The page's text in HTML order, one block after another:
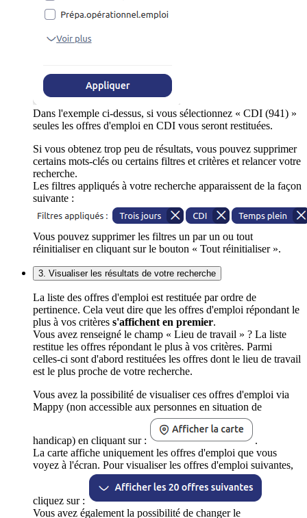
Dans l'exemple ci-dessus, si vous sélectionnez « CDI (941) »
seules les offres d'emploi en CDI vous seront restituées.
Si vous obtenez trop peu de résultats, vous pouvez supprimer
certains mots-clés ou certains filtres et critères et relancer votre
recherche.
Les filtres appliqués à votre recherche apparaissent de la façon
suivante :
Vous pouvez supprimer les filtres un par un ou tout
réinitialiser en cliquant sur le bouton « Tout réinitialiser ».
3. Visualiser les résultats de votre recherche
La liste des offres d'emploi est restituée par ordre de
pertinence. Cela veut dire que les offres d'emploi répondant le
plus à vos critères s'affichent en premier.
Vous avez renseigné le champ « Lieu de travail » ? La liste
restitue les offres répondant le plus à vos critères. Parmi
celles-ci sont d'abord restituées les offres dont le lieu de travail
est le plus proche de votre recherche.
Vous avez la possibilité de visualiser ces offres d'emploi via
Mappy (non accessible aux personnes en situation de
handicap) en cliquant sur :
.
La carte affiche uniquement les offres d'emploi que vous
voyez à l'écran. Pour visualiser les offres d'emploi suivantes,
cliquez sur :
Vous avez également la possibilité de changer le